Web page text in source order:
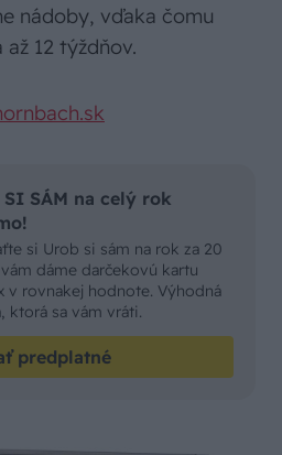
nádoby, vďaka čomu
12 týždňov.
SI SÁM na celý rok
si Urob si sám na rok za 20
dáme darčekovú kartu
v rovnakej hodnote. Výhodná
ktorá sa vám vráti.
predplatné